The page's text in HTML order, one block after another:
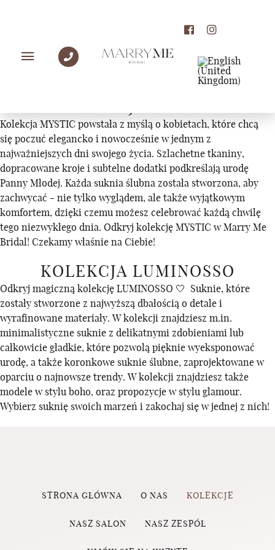
KOLEKCJE
Kolekcja MYSTIC powstała z myślą o kobietach, które chcą
się poczuć elegancko i nowocześnie w jednym z
najważniejszych dni swojego życia. Szlachetne tkaniny,
dopracowane kroje i subtelne dodatki podkreślają urodę
Panny Młodej. Każda suknia ślubna została stworzona, aby
zachwycać - nie tylko wyglądem, ale także wyjątkowym
komfortem, dzięki czemu możesz celebrować każdą chwilę
tego niezwykłego dnia. Odkryj kolekcję MYSTIC w Marry Me
Bridal! Czekamy właśnie na Ciebie!
KOLEKCJA LUMINOSSO
Odkryj magiczną kolekcję LUMINOSSO 🤍 Suknie, które
zostały stworzone z najwyższą dbałością o detale i
wyrafinowane materiały. W kolekcji znajdziesz m.in.
minimalistyczne suknie z delikatnymi zdobieniami lub
całkowicie gładkie, które pozwolą pięknie wyeksponować
urodę, a także koronkowe suknie ślubne, zaprojektowane w
oparciu o najnowsze trendy. W kolekcji znajdziesz także
modele w stylu boho, oraz propozycje w stylu glamour.
Wybierz suknię swoich marzeń i zakochaj się w jednej z nich!
STRONA GŁÓWNA O NAS KOLEKCJE
NASZ SALON NASZ ZESPÓŁ